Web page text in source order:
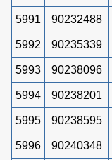
5991 90232488
5992 90235339
5993 90238096
5994 90238201
5995 90238595
5996 90240348